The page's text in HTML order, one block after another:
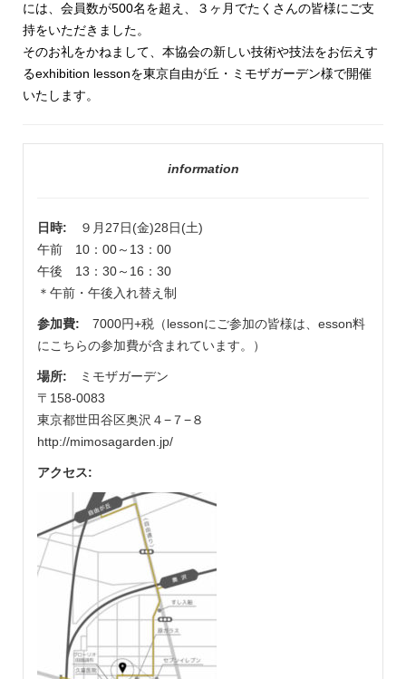
には、会員数が500名を超え、３ヶ月でたくさんの皆様にご支
持をいただきました。
そのお礼をかねまして、本協会の新しい技術や技法をお伝えす
るexhibition lessonを東京自由が丘・ミモザガーデン様で開催
いたします。
information
日時: ９月27日(金)28日(土)
午前 10：00～13：00
午後 13：30～16：30
＊午前・午後入れ替え制
参加費: 7000円+税（lessonにご参加の皆様は、esson料
にこちらの参加費が含まれています。）
場所: ミモザガーデン
〒158-0083
東京都世田谷区奥沢４−７−８
http://mimosagarden.jp/
アクセス: